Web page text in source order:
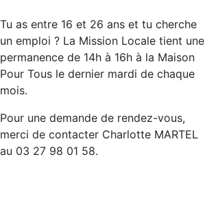
Tu as entre 16 et 26 ans et tu cherche
un emploi ? La Mission Locale tient une
permanence de 14h à 16h à la Maison
Pour Tous le dernier mardi de chaque
mois.
Pour une demande de rendez-vous,
merci de contacter Charlotte MARTEL
au 03 27 98 01 58.